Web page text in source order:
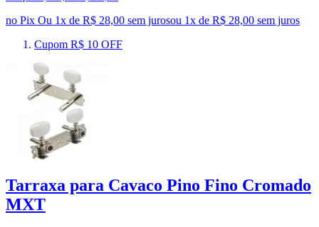
no Pix Ou 1x de R$ 28,00 sem jurosou 1x de R$ 28,00 sem juros
Cupom R$ 10 OFF
Tarraxa para Cavaco Pino Fino Cromado
MXT